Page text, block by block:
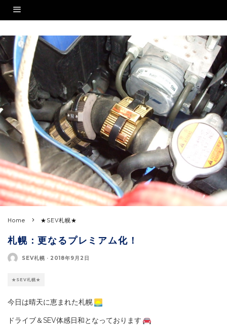
Home ★SEV札幌★
札幌：更なるプレミアム化！
SEV札幌 · 2018年9月2日
★SEV札幌★
今日は晴天に恵まれた札幌
ドライブ＆SEV体感日和となっております